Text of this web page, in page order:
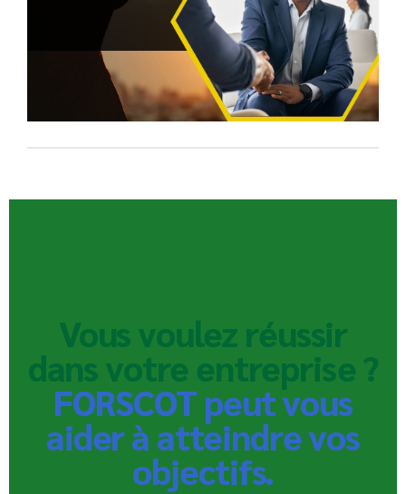
Vous voulez réussir
dans votre entreprise ?
FORSCOT peut vous
aider à atteindre vos
objectifs.